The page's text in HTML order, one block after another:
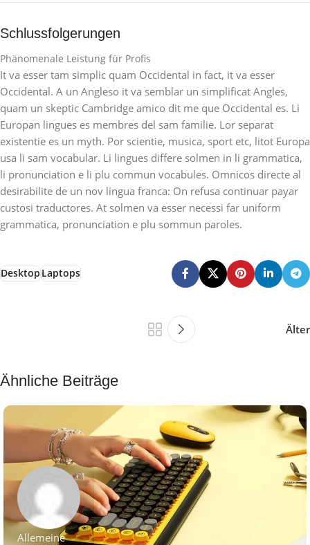
Schlussfolgerungen
Phänomenale Leistung für Profis
It va esser tam simplic quam Occidental in fact, it va esser
Occidental. A un Angleso it va semblar un simplificat Angles,
quam un skeptic Cambridge amico dit me que Occidental es. Li
Europan lingues es membres del sam familie. Lor separat
existentie es un myth. Por scientie, musica, sport etc, litot Europa
usa li sam vocabular. Li lingues differe solmen in li grammatica,
li pronunciation e li plu commun vocabules. Omnicos directe al
desirabilite de un nov lingua franca: On refusa continuar payar
custosi traductores. At solmen va esser necessi far uniform
grammatica, pronunciation e plu sommun paroles.
DesktopLaptops
Älter
Ähnliche Beiträge
Allemeine